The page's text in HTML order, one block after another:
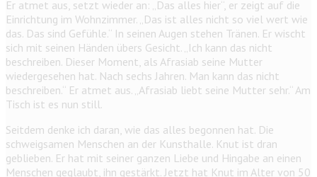
Er atmet aus, setzt wieder an: „Das alles hier“, er zeigt auf die
Einrichtung im Wohnzimmer. „Das ist alles nicht so viel wert wie
das. Das sind Gefühle.“ In seinen Augen stehen Tränen. Er wischt
sich mit seinen Händen übers Gesicht. „Ich kann das nicht
beschreiben. Dieser Moment, als Afrasiab seine Mutter
wiedergesehen hat. Nach sechs Jahren. Man kann das nicht
beschreiben.“ Er atmet aus. „Afrasiab liebt seine Mutter sehr.“ Am
Tisch ist es nun still.
Seitdem denke ich daran, wie das alles begonnen hat. Die
schweigsamen Menschen an der Kunsthalle. Knut ist dran
geblieben. Er hat mit seiner ganzen Liebe und Hingabe an einen
Menschen geglaubt, ihn gestärkt. Jetzt hat Knut im Alter von 50